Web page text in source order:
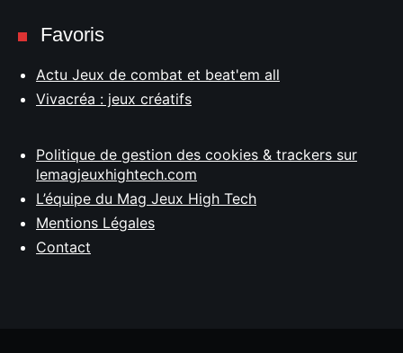
Favoris
Actu Jeux de combat et beat'em all
Vivacréa : jeux créatifs
Politique de gestion des cookies & trackers sur
lemagjeuxhightech.com
L’équipe du Mag Jeux High Tech
Mentions Légales
Contact